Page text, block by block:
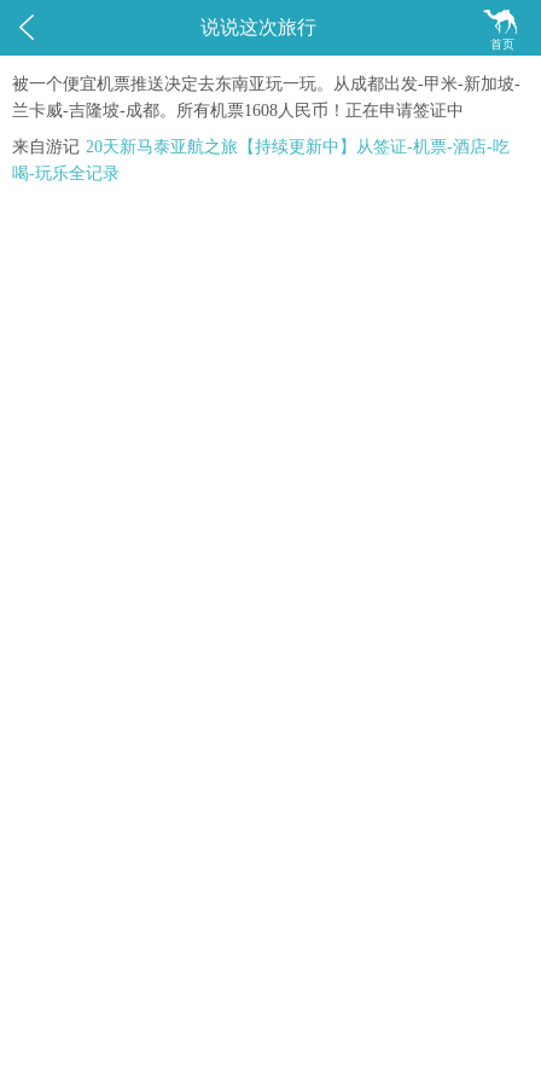
 
首页
说说这次旅行
被一个便宜机票推送决定去东南亚玩一玩。从成都出发-甲米-新加坡-
兰卡威-吉隆坡-成都。所有机票1608人民币！正在申请签证中
来自游记 20天新马泰亚航之旅【持续更新中】从签证-机票-酒店-吃
喝-玩乐全记录